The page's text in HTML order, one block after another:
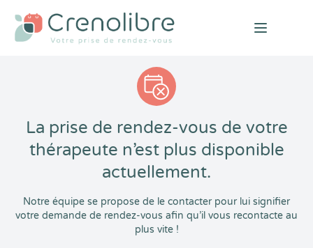
Open
La prise de rendez-vous de votre
thérapeute n’est plus disponible
actuellement.
Notre équipe se propose de le contacter pour lui signifier
votre demande de rendez-vous afin qu’il vous recontacte au
plus vite !